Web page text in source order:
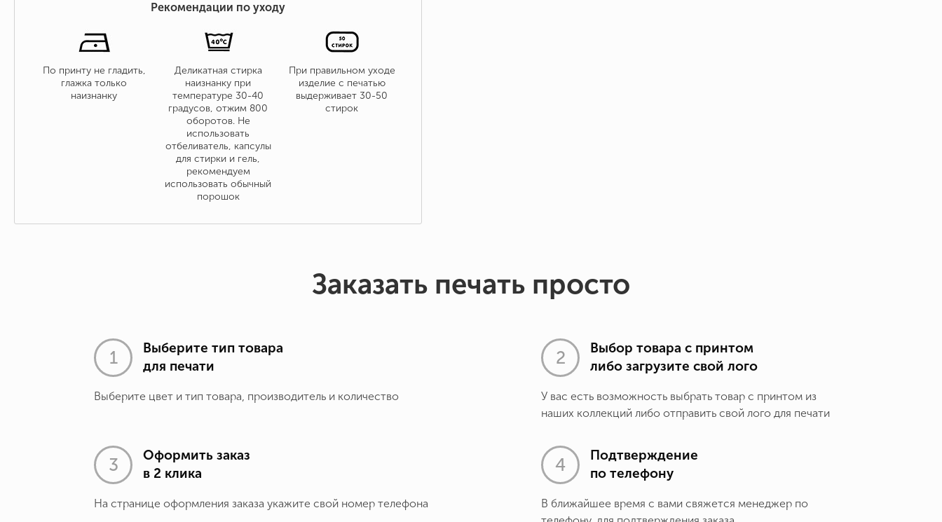
Рекомендации по уходу
По принту не гладить,
глажка только
наизнанку
Деликатная стирка
наизнанку при
температуре 30-40
градусов, отжим 800
оборотов. Не
использовать
отбеливатель, капсулы
для стирки и гель,
рекомендуем
использовать обычный
порошок
При правильном уходе
изделие с печатью
выдерживает 30-50
стирок
Заказать печать просто
Выберите тип товара
для печати
Выберите цвет и тип товара, производитель и количество
Выбор товара с принтом
либо загрузите свой лого
У вас есть возможность выбрать товар с принтом из
наших коллекций либо отправить свой лого для печати
Оформить заказ
в 2 клика
На странице оформления заказа укажите свой номер телефона
Подтверждение
по телефону
В ближайшее время с вами свяжется менеджер по